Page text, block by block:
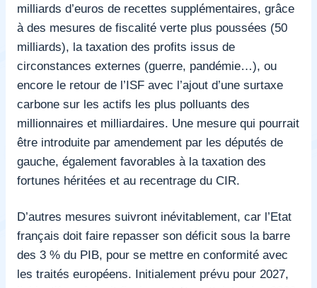
milliards d’euros de recettes supplémentaires, grâce
à des mesures de fiscalité verte plus poussées (50
milliards), la taxation des profits issus de
circonstances externes (guerre, pandémie…), ou
encore le retour de l’ISF avec l’ajout d’une surtaxe
carbone sur les actifs les plus polluants des
millionnaires et milliardaires. Une mesure qui pourrait
être introduite par amendement par les députés de
gauche, également favorables à la taxation des
fortunes héritées et au recentrage du CIR.
D’autres mesures suivront inévitablement, car l’Etat
français doit faire repasser son déficit sous la barre
des 3 % du PIB, pour se mettre en conformité avec
les traités européens. Initialement prévu pour 2027,